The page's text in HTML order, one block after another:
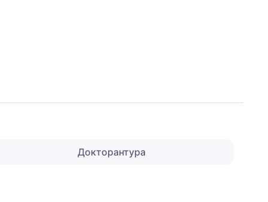
Докторантура